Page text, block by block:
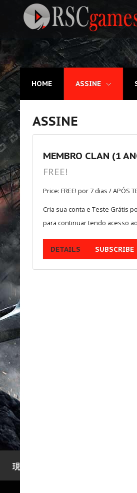
Registre-se
Home
Assine
Sobre
Jogos MEMBROS
3D
Ação
Esporte
Multijogadores
MEMBROS
Aventura
ESCOLHA
HOME ASSINE
ASSINE
MEMBRO CLAN (1
FREE!
Price: FREE! por 7 dias / APÓS
Cria sua conta e Teste Grátis
para continuar tendo acesso
DETAILS SUBSCRIBE
現在地: